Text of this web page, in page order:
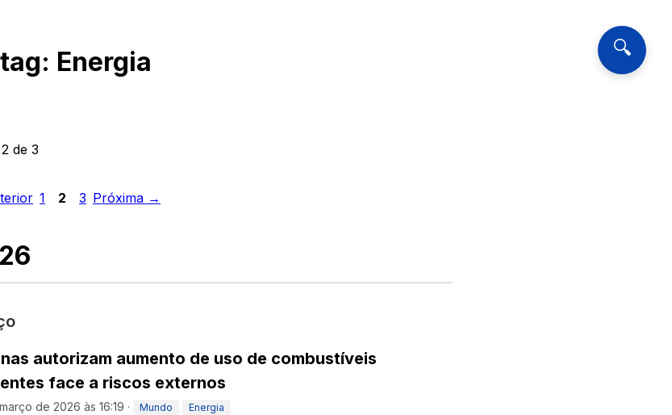
🔍
Energia
2 de 3
1 2 3 Próxima →
autorizam aumento de uso de combustíveis
face a riscos externos
de 2026 às 16:19 · Mundo Energia